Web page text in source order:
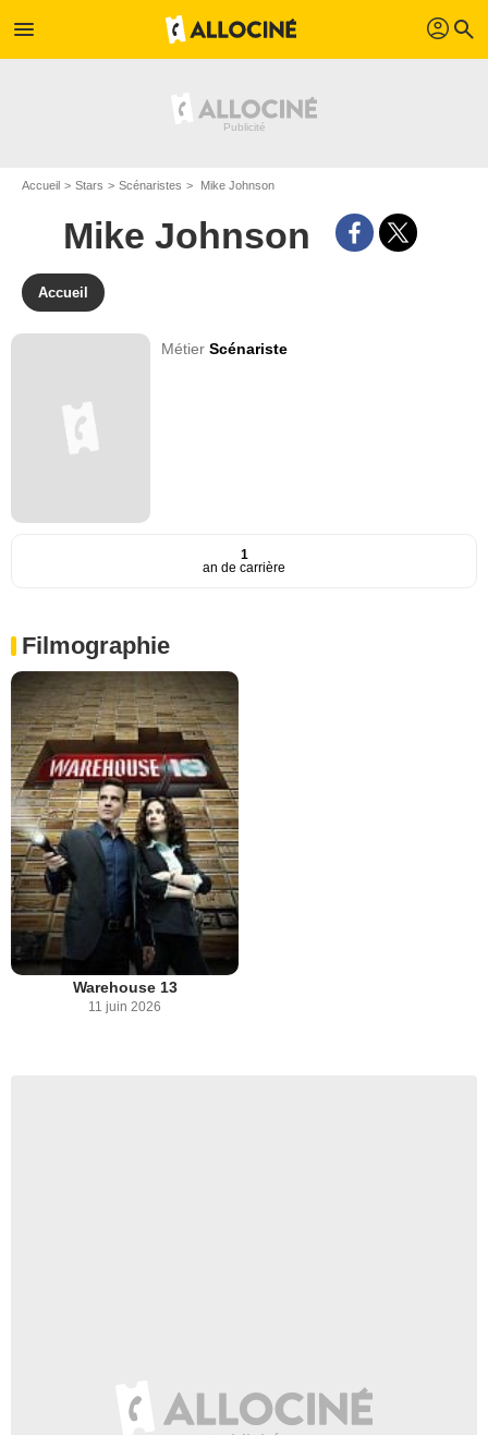
menu profil search
Accueil Stars Scénaristes Mike Johnson
Mike Johnson
Accueil
MétierScénariste
1
an de carrière
Filmographie
Warehouse 13
11 juin 2026